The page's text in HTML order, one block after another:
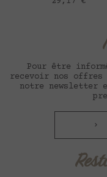
Pour être
recevoir nos offres
notre newsletter